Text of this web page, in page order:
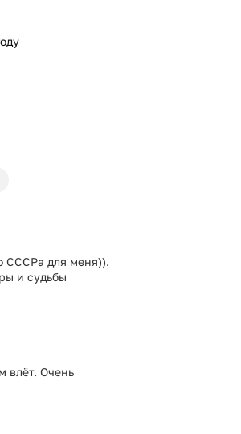
СССРа для меня)).
и судьбы
влёт. Очень